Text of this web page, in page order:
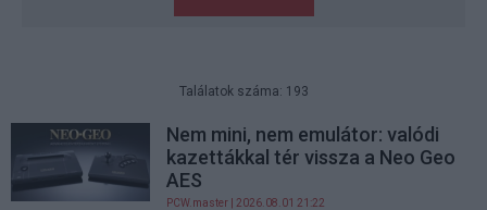
Találatok száma: 193
Nem mini, nem emulátor: valódi
kazettákkal tér vissza a Neo Geo
AES
PCW.master | 2026.08.01 21:22